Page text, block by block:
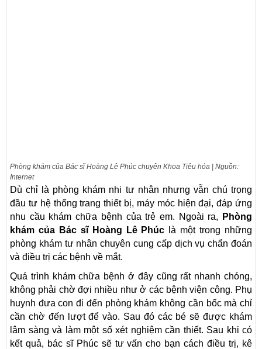
Phòng khám của Bác sĩ Hoàng Lê Phúc chuyên Khoa Tiêu hóa | Nguồn:
Internet
Dù chỉ là phòng khám nhi tư nhân nhưng vẫn chú trọng
đầu tư hệ thống trang thiết bị, máy móc hiện đại, đáp ứng
nhu cầu khám chữa bệnh của trẻ em. Ngoài ra,
Phòng
khám của Bác sĩ Hoàng Lê Phúc
là một trong những
phòng khám tư nhân chuyên cung cấp dịch vụ chẩn đoán
và điều trị các bệnh về mắt.
Quá trình khám chữa bệnh ở đây cũng rất nhanh chóng,
không phải chờ đợi nhiều như ở các bệnh viện công. Phụ
huynh đưa con đi đến phòng khám không cần bốc mà chỉ
cần chờ đến lượt để vào. Sau đó các bé sẽ được khám
lâm sàng và làm một số xét nghiệm cần thiết. Sau khi có
kết quả, bác sĩ Phúc sẽ tư vấn cho bạn cách điều trị, kê